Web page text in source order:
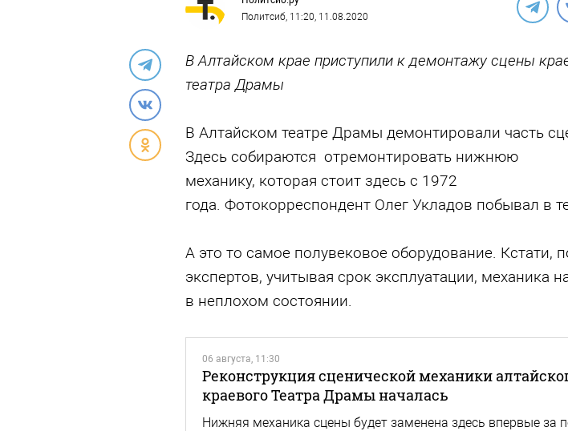
Политсиб, 11:20, 11.08.2020
В Алтайском крае приступили к демонтажу сцены
театра Драмы
В Алтайском театре Драмы демонтировали часть
Здесь собираются отремонтировать нижнюю
механику, которая стоит здесь с 1972
года. Фотокорреспондент Олег Укладов побывал в
А это то самое полувековое оборудование. Кстати,
экспертов, учитывая срок эксплуатации, механика
в неплохом состоянии.
06 августа, 11:30
Реконструкция сценической механики
краевого Театра Драмы началась
Нижняя механика сцены будет заменена здесь впервые за